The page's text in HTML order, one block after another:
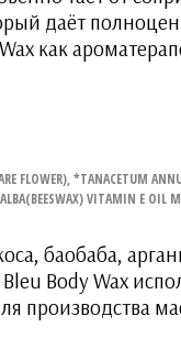
даёт
как
FLOWER), *TANACETUM
ALBA(BEESWAX)
баобаба,
Body Wax
производства